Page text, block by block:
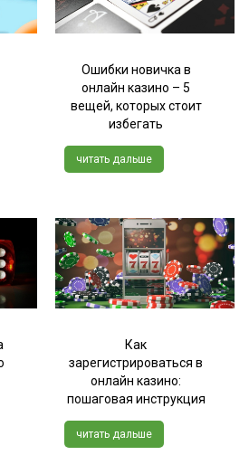
Ошибки новичка в
онлайн казино – 5
вещей, которых стоит
избегать
читать дальше
Как
зарегистрироваться в
онлайн казино:
пошаговая инструкция
читать дальше